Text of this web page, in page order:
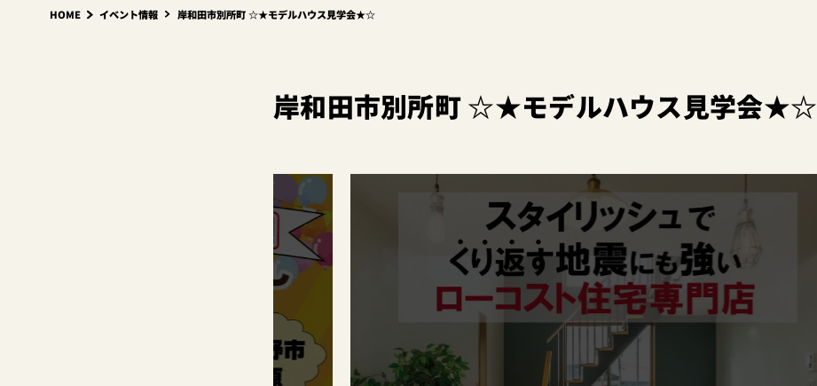
HOME イベント情報 岸和田市別所町 ☆★モデルハウス見学会★☆
岸和田市別所町 ☆★モデルハウス見学会★☆